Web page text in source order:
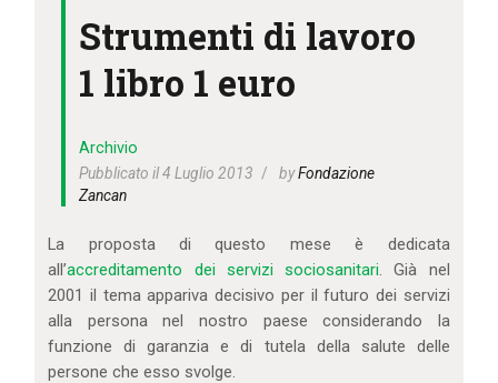
ATTIVITÀ E PROGETTI
RISORSE
DONA ORA
CONTATTI
CARRELLO
Strumenti di lavoro
1 libro 1 euro
Archivio
Pubblicato il 4 Luglio 2013
byFondazione
Zancan
La proposta di questo mese è dedicata
all’accreditamento dei servizi sociosanitari. Già nel
2001 il tema appariva decisivo per il futuro dei servizi
alla persona nel nostro paese considerando la
funzione di garanzia e di tutela della salute delle
persone che esso svolge.